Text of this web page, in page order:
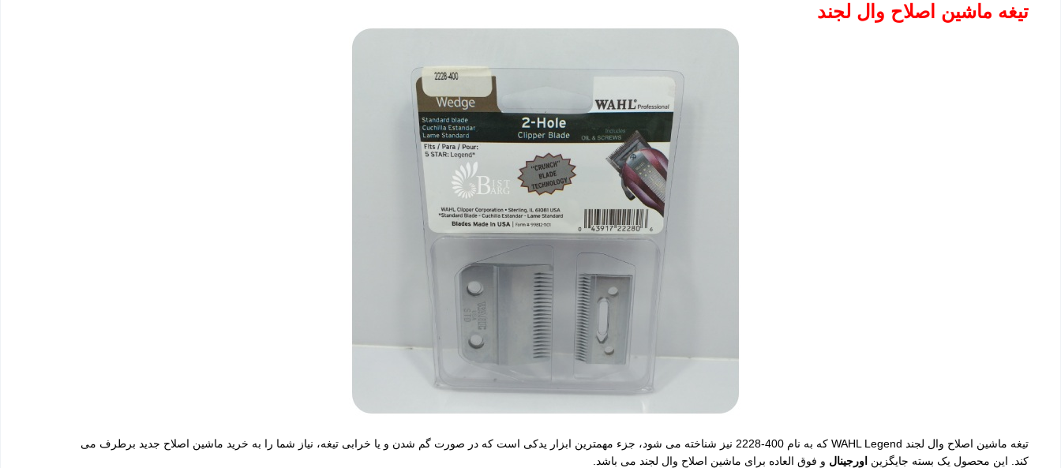
تیغه ماشین اصلاح وال لجند
تیغه ماشین اصلاح وال لجند WAHL Legend که به نام 400-2228 نیز شناخته می شود، جزء مهمترین ابزار یدکی است که در صورت گم شدن و یا خرابی تیغه، نیاز شما را به خرید ماشین اصلاح جدید برطرف می
کند. این محصول یک بسته جایگزین اورجینال و فوق العاده برای ماشین اصلاح وال لجند می باشد.